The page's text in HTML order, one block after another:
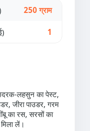
250 ग्राम
1
लहसुन का पेस्ट,
जीरा पाउडर, गरम
का रस, सरसों का
लें।